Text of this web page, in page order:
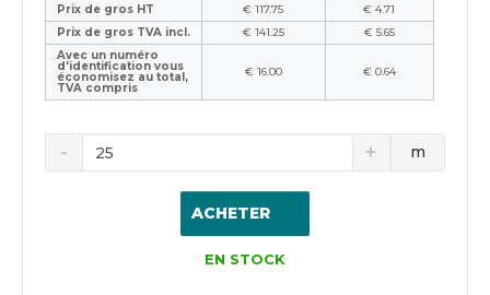
Prix de gros HT
€ 117.75
€ 4.71
Prix de gros TVA incl.
€ 141.25
€ 5.65
Avec un numéro
d'identification vous
économisez au total,
TVA compris
€ 16.00 € 0.64
m
ACHETER
EN STOCK